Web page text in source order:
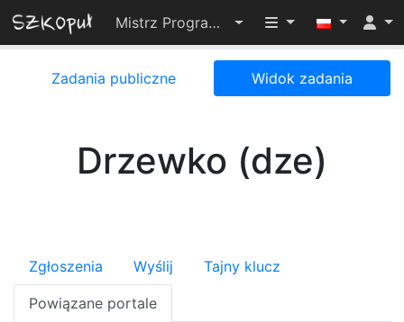
Mistrz Programowania 2024 Przełącz
Zadania publiczne Widok zadania
Drzewko (dze)
Zgłoszenia Wyślij Tajny klucz
Powiązane portale